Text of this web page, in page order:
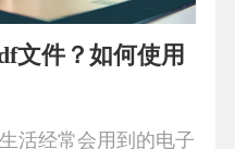
文件？如何使用
活经常会用到的电子